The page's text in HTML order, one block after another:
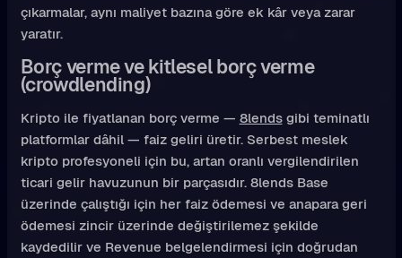
çıkarmalar, aynı maliyet bazına göre ek kâr veya zarar
yaratır.
Borç verme ve kitlesel borç verme
(crowdlending)
Kripto ile fiyatlanan borç verme — 8lendsgibi teminatlı
platformlar dâhil — faiz geliri üretir. Serbest meslek
kripto profesyoneli için bu, artan oranlı vergilendirilen
ticari gelir havuzunun bir parçasıdır. 8lends Base
üzerinde çalıştığı için her faiz ödemesi ve anapara geri
ödemesi zincir üzerinde değiştirilemez şekilde
kaydedilir ve Revenue belgelendirmesi için doğrudan